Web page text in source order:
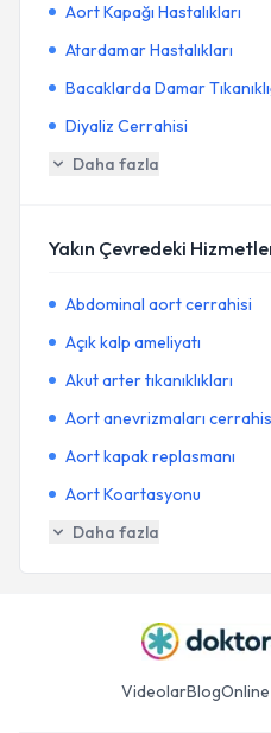
Aort Kapağı Hastalıkları
Atardamar Hastalıkları
Bacaklarda Damar
Diyaliz Cerrahisi
Daha fazla
Yakın Çevredeki
Abdominal aort cerrahisi
Açık kalp ameliyatı
Akut arter tıkanıklıkları
Aort anevrizmaları
Aort kapak replasmanı
Aort Koartasyonu
Daha fazla
VideolarBlog